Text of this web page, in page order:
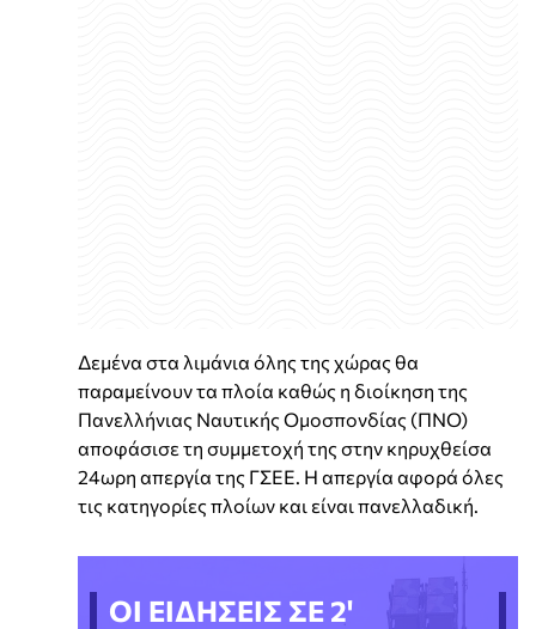
Δεμένα στα λιμάνια όλης της χώρας θα
παραμείνουν τα πλοία καθώς η διοίκηση της
Πανελλήνιας Ναυτικής Ομοσπονδίας (ΠΝΟ)
αποφάσισε τη συμμετοχή της στην κηρυχθείσα
24ωρη απεργία της ΓΣΕΕ. Η απεργία αφορά όλες
τις κατηγορίες πλοίων και είναι πανελλαδική.
ΟΙ ΕΙΔΗΣΕΙΣ ΣΕ 2'